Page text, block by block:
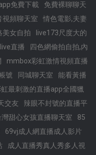
免費下載
免費裸聊聊天
視頻聊天室
情色電影,夫妻
美女自拍
live173尺度大的
直播
四色網偷拍自拍,內
mmbox彩虹激情視頻直播
號 同城聊天室
能看黃播
最刺激的直播app全國獵
交友
辣眼不封號的直播平
灣甜心女孩直播聊天室
85
69vj成人網直播成人影片
成人直播秀真人秀多人視